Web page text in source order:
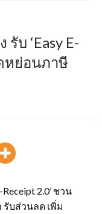
บ ‘Easy E-
หย่อนภาษี
2.0’ ชวน
บส่วนลด เพิ่ม